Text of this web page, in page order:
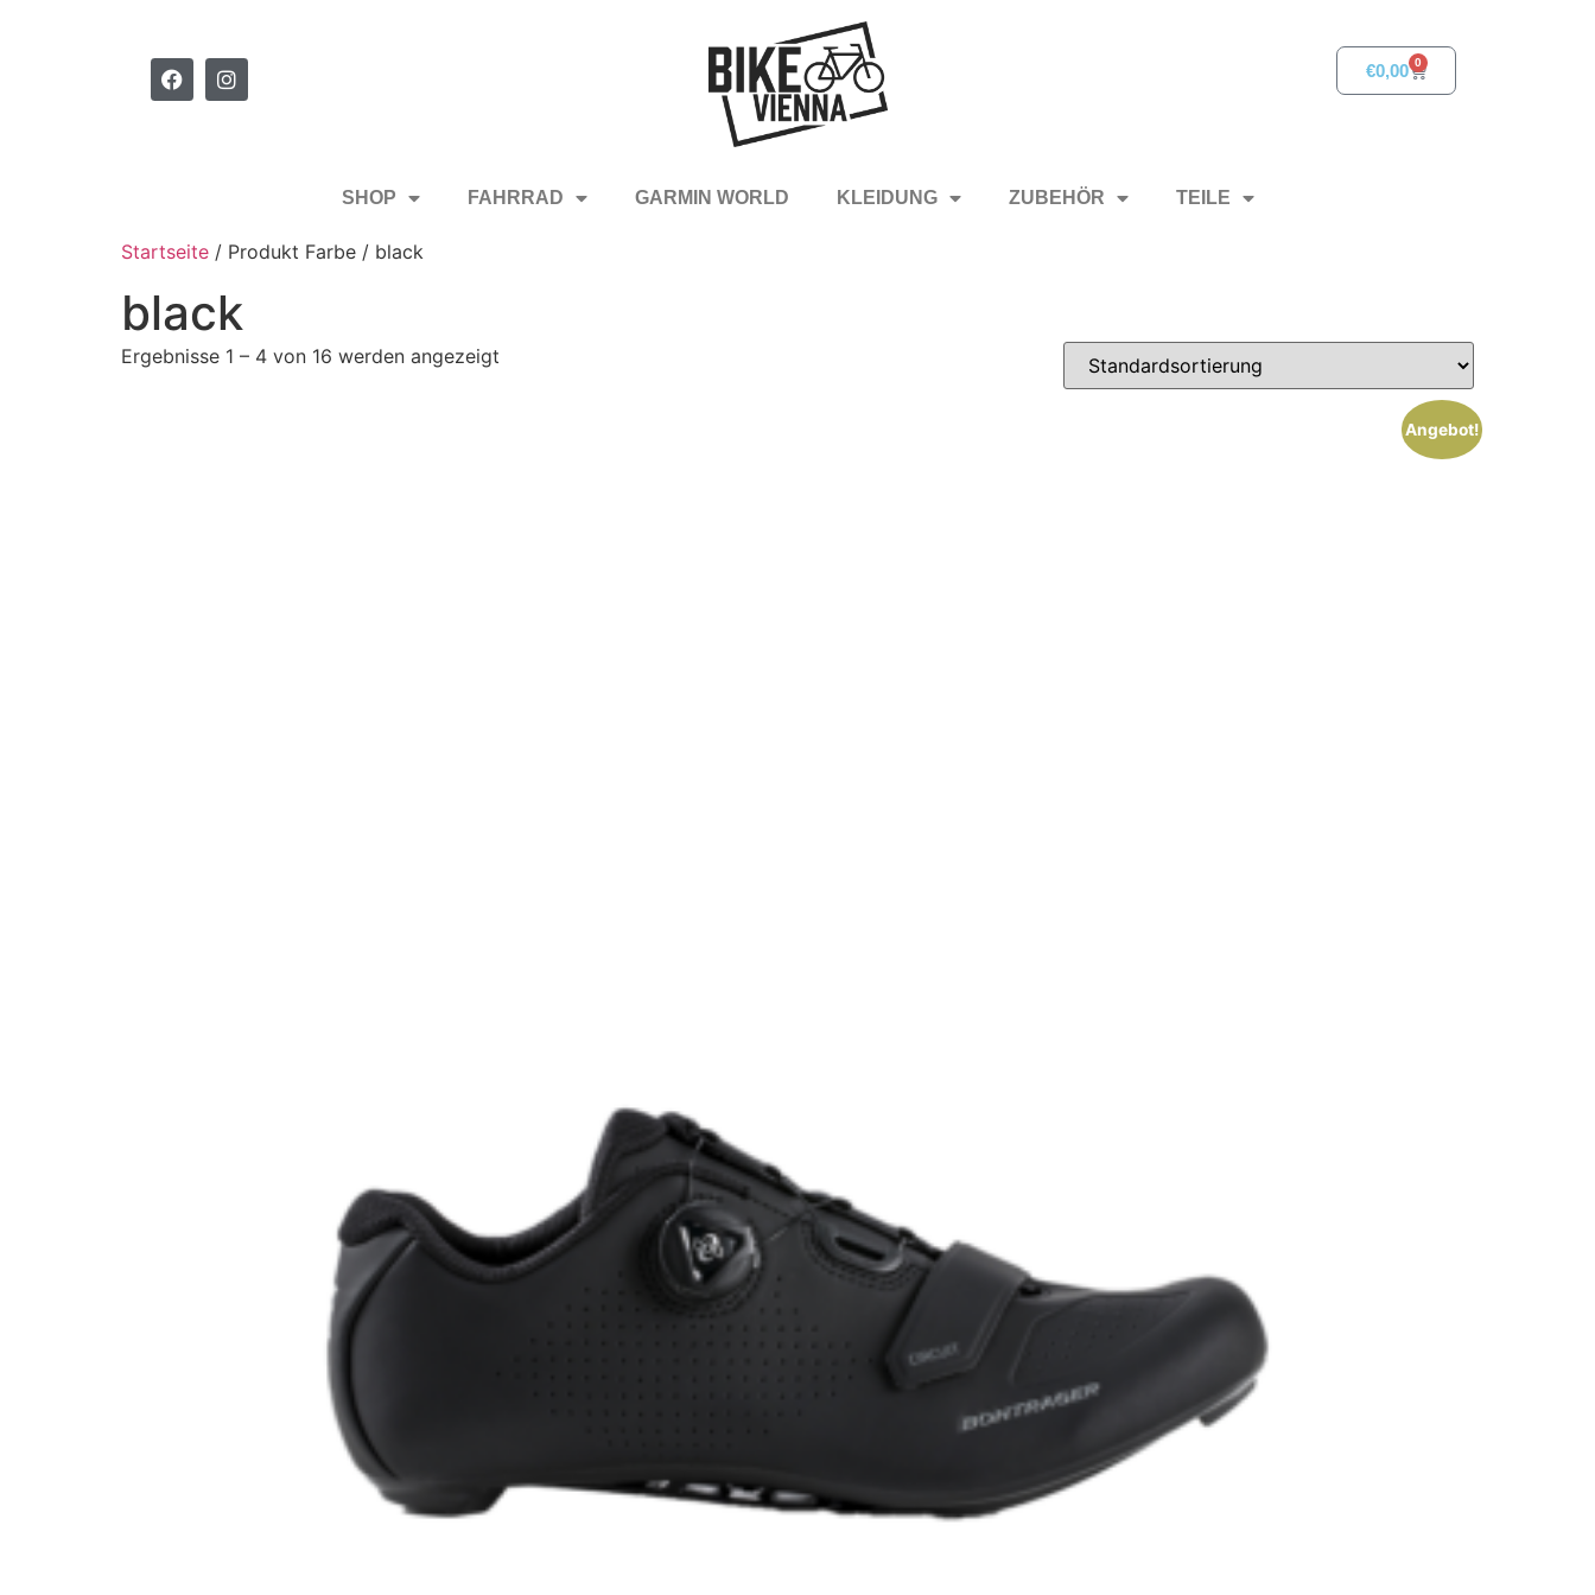
€0,00 0
SHOP FAHRRAD GARMIN WORLD KLEIDUNG ZUBEHÖR TEILE
Startseite / Produkt Farbe / black
black
Ergebnisse 1 – 4 von 16 werden angezeigt
Angebot!